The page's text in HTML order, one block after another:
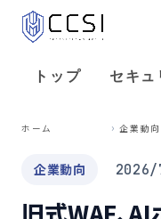
トップ セキュ
ホーム 企業動向
企業動向
旧式WAF、